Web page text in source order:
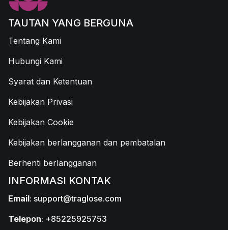
TAUTAN YANG BERGUNA
Tentang Kami
Hubungi Kami
Syarat dan Ketentuan
Kebijakan Privasi
Kebijakan Cookie
Kebijakan berlangganan dan pembatalan
Berhenti berlangganan
INFORMASI KONTAK
Email: support@traglose.com
Telepon: +85225925753